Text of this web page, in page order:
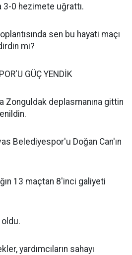
0 hezimete uğrattı.
sen bu hayati maçı
mi?
GÜÇ YENDİK
Zonguldak deplasmanına gittin
Belediyespor'u Doğan Can'ın
13 maçtan 8'inci galiyeti
yardımcıların sahayı